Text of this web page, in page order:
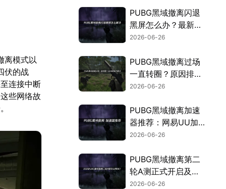
离模式以
伏的战
连接中断
些网络故
PUBG黑域撤离闪退
黑屏怎么办？最新有
效修复方法汇总！
2026-06-26
PUBG黑域撤离过场
一直转圈？原因排查
与高效解决攻略！
2026-06-26
PUBG黑域撤离加速
器推荐：网易UU加
速器助力网络稳定！
2026-06-26
PUBG黑域撤离第二
轮A测正式开启及网
络优化全指南！
2026-06-26